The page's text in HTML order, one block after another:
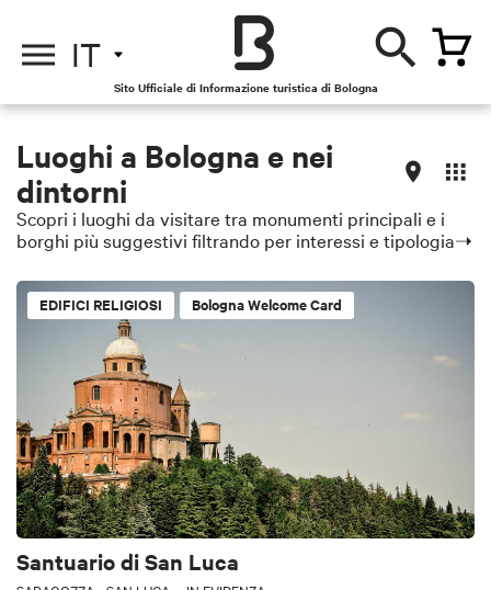
IT
Sito Ufficiale di Informazione turistica di Bologna
Luoghi a Bologna e nei
dintorni
Scopri i luoghi da visitare tra monumenti principali e i
borghi più suggestivi filtrando per interessi e tipologia➝
EDIFICI RELIGIOSI Bologna Welcome Card
Santuario di San Luca